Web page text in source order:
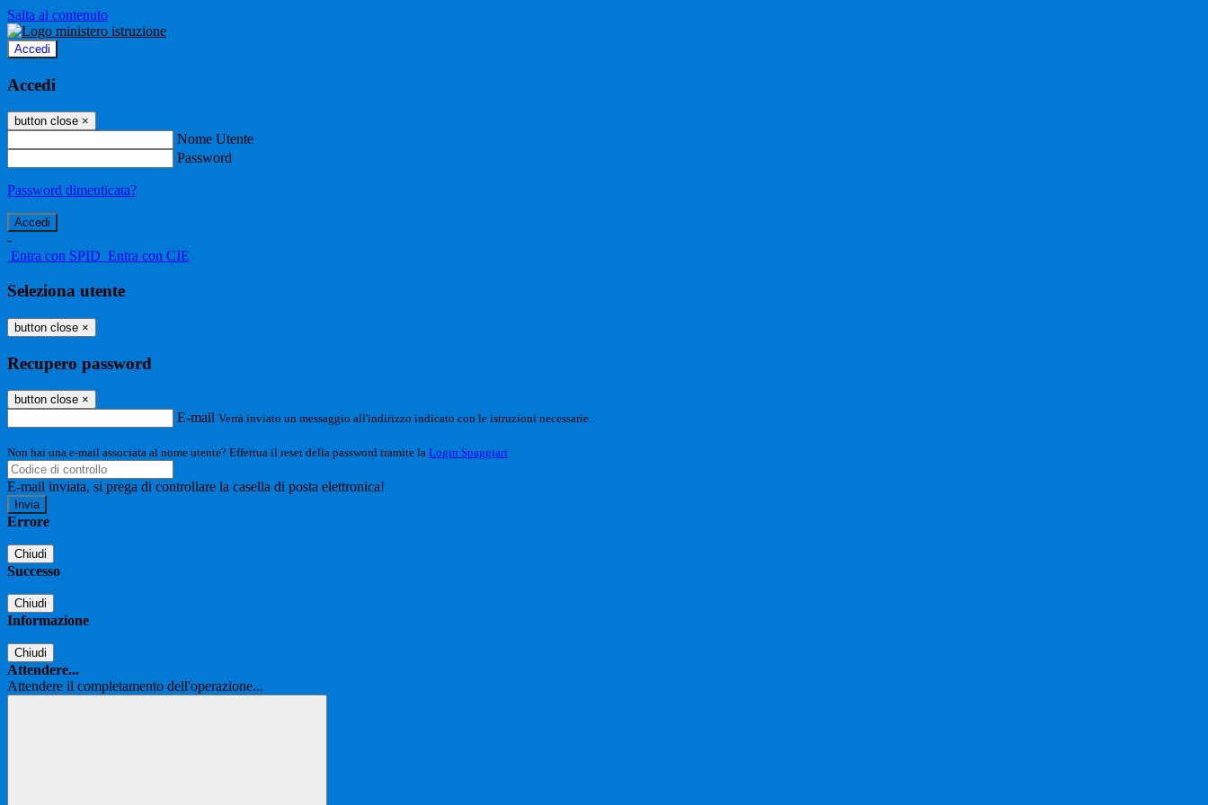
Salta al contenuto
Accedi
Accedi
button close ×
Nome Utente
Password
Password dimenticata?
-
Entra con SPID Entra con CIE
Seleziona utente
button close ×
Recupero password
button close ×
E-mail Verrà inviato un messaggio all'indirizzo indicato con le istruzioni necessarie.
Non hai una e-mail associata al nome utente? Effettua il reset della password tramite la Login Spaggiari
E-mail inviata, si prega di controllare la casella di posta elettronica!
Errore
Chiudi
Successo
Chiudi
Informazione
Chiudi
Attendere...
Attendere il completamento dell'operazione...